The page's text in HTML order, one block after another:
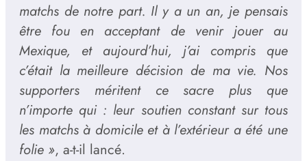
matchs de notre part. Il y a un an, je pensais
être fou en acceptant de venir jouer au
Mexique, et aujourd’hui, j’ai compris que
c’était la meilleure décision de ma vie. Nos
supporters méritent ce sacre plus que
n’importe qui : leur soutien constant sur tous
les matchs à domicile et à l’extérieur a été une
folie », a-t-il lancé.